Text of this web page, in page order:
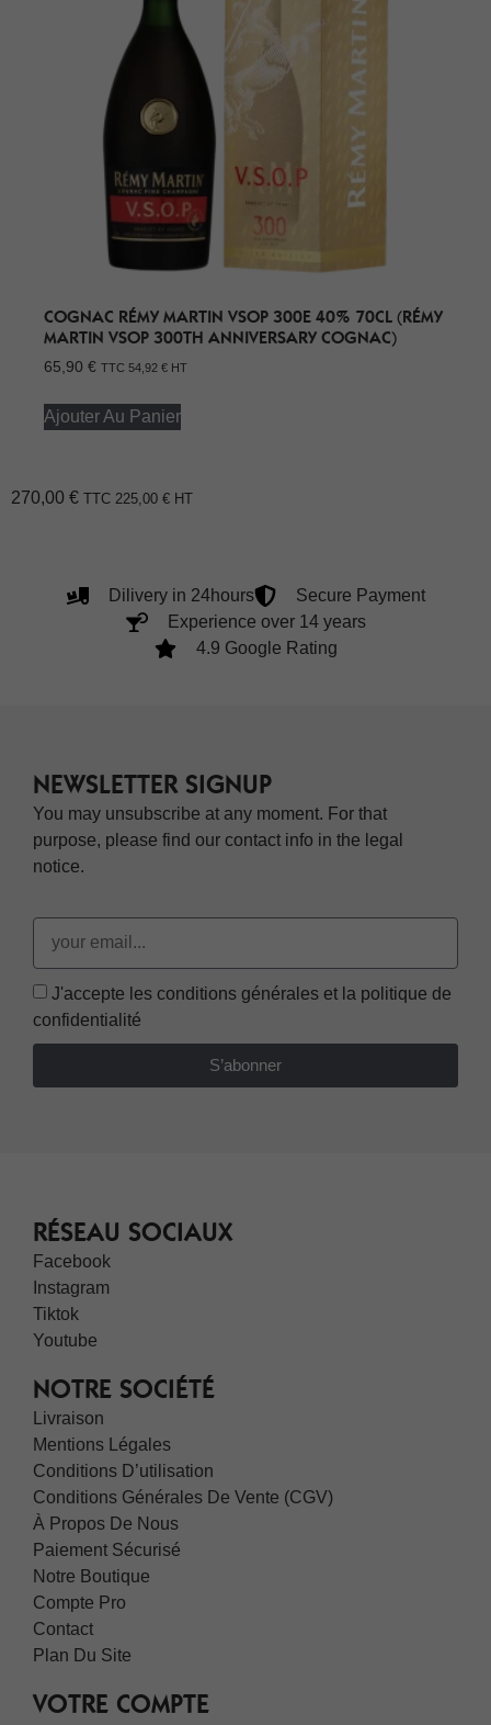
COGNAC RÉMY MARTIN VSOP 300E 40% 70CL (RÉMY
MARTIN VSOP 300TH ANNIVERSARY COGNAC)
65,90 € TTC 54,92 € HT
Ajouter Au Panier
270,00 € TTC 225,00 € HT
Dilivery in 24hours
Secure Payment
Experience over 14 years
4.9 Google Rating
NEWSLETTER SIGNUP
You may unsubscribe at any moment. For that
purpose, please find our contact info in the legal
notice.
J'accepte les conditions générales et la politique de
confidentialité
S’abonner
RÉSEAU SOCIAUX
Facebook
Instagram
Tiktok
Youtube
NOTRE SOCIÉTÉ
Livraison
Mentions Légales
Conditions D’utilisation
Conditions Générales De Vente (CGV)
À Propos De Nous
Paiement Sécurisé
Notre Boutique
Compte Pro
Contact
Plan Du Site
VOTRE COMPTE